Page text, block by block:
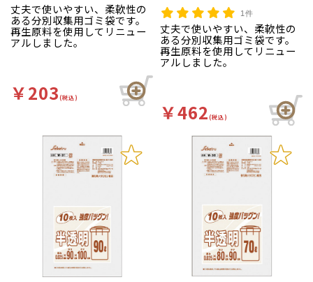
丈夫で使いやすい、柔軟性の
ある分別収集用ゴミ袋です。
再生原料を使用してリニュー
アルしました。
￥203(税込)
1件
丈夫で使いやすい、柔軟性の
ある分別収集用ゴミ袋です。
再生原料を使用してリニュー
アルしました。
￥462(税込)